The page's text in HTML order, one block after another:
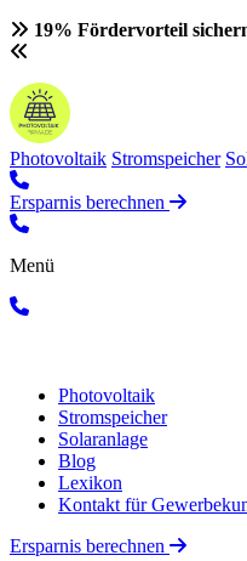
19% Fördervorteil
Photovoltaik Stromspeicher
Ersparnis berechnen
Menü
Photovoltaik
Stromspeicher
Solaranlage
Blog
Lexikon
Kontakt für
Ersparnis berechnen